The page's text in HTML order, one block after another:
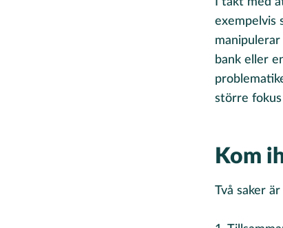
exempelvis
bank eller
större
Kom
Två saker